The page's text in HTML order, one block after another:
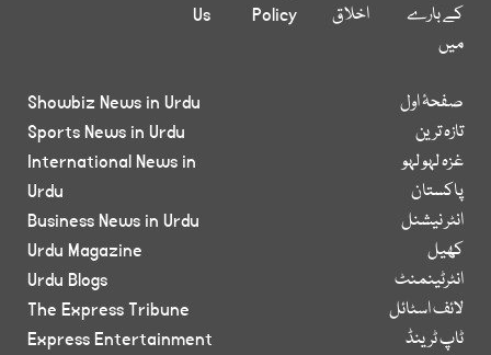
کے بارے
میں
اخلاق
Policy
Us
صفحۂ اول
تازہ ترین
غزہ لہو لہو
پاکستان
انٹر نیشنل
کھیل
انٹرٹینمنٹ
لائف اسٹائل
ٹاپ ٹرینڈ
Showbiz News in Urdu
Sports News in Urdu
International News in
Urdu
Business News in Urdu
Urdu Magazine
Urdu Blogs
The Express Tribune
Express Entertainment